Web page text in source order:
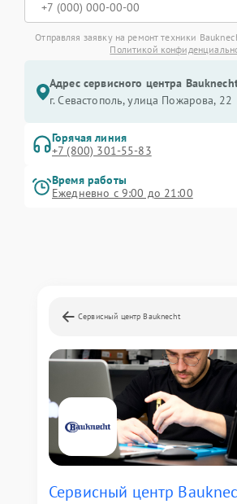
Отправляя заявку на ремонт техники
Политикой
Адрес сервисного центра
г. Севастополь, улица Пожарова, 22
Горячая линия
+7 (800) 301-55-83
Время работы
Ежедневно с 9:00 до 21:00
Сервисный центр Bauknecht
Сервисный центр